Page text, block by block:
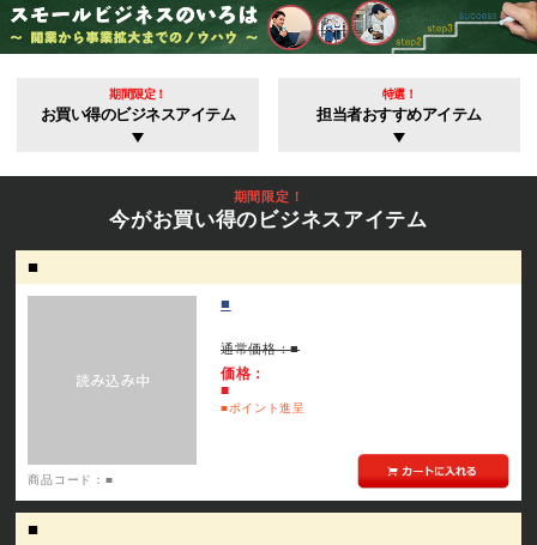
期間限定！
お買い得のビジネスアイテム
特選！
担当者おすすめアイテム
期間限定！
今がお買い得のビジネスアイテム
■
商品コード： ■
■
通常価格：■
価格：
■
■ポイント進呈
■